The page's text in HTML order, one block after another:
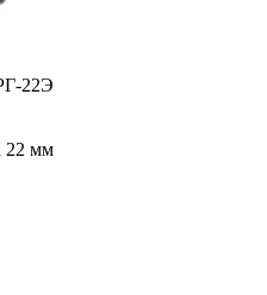
22Э
22 мм